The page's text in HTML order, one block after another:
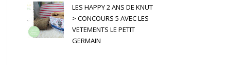
LES HAPPY 2 ANS DE KNUT
> CONCOURS 5 AVEC LES
VETEMENTS LE PETIT
GERMAIN